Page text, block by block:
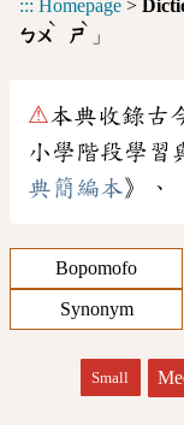
::: Homepage >
ㄅㄨ
ˋ
ㄕ
ˋ
」
⚠本典收錄古
小學階段學習
典簡編本》、
Bopomofo
Synonym
Small